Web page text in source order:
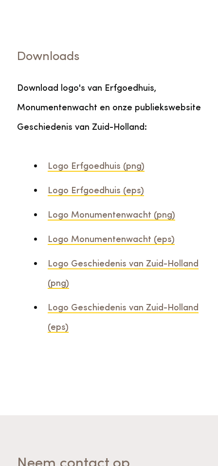
Downloads
Download logo's van Erfgoedhuis,
Monumentenwacht en onze publiekswebsite
Geschiedenis van Zuid-Holland:
Logo Erfgoedhuis (png)
Logo Erfgoedhuis (eps)
Logo Monumentenwacht (png)
Logo Monumentenwacht (eps)
Logo Geschiedenis van Zuid-Holland
(png)
Logo Geschiedenis van Zuid-Holland
(eps)